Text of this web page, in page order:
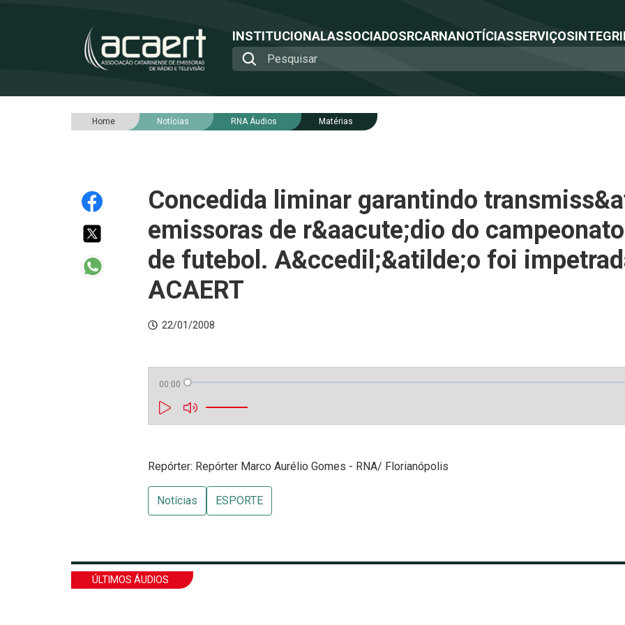
INSTITUCIONALASSOCIADOSRCARNANOTÍCIASSERVIÇOS
Home Notícias RNA Áudios Matérias
Concedida liminar garantindo
emissoras de r&aacute;dio do
de futebol. A&ccedil;&atilde;o foi
ACAERT
22/01/2008
00:00
Repórter: Repórter Marco Aurélio Gomes - RNA/ Florianópolis
Notícias ESPORTE
ÚLTIMOS ÁUDIOS